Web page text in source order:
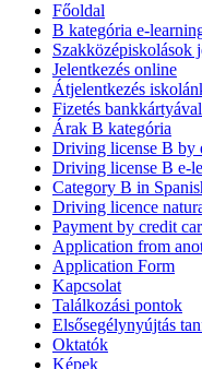
Főoldal
B kategória e-
Szakközépiskolások
Jelentkezés online
Átjelentkezés
Fizetés
Árak B kategória
Driving license B by
Driving license B e-
Category B in
Driving licence
Payment by credit
Application from
Application Form
Kapcsolat
Találkozási pontok
Elsősegélynyújtás
Oktatók
Képek